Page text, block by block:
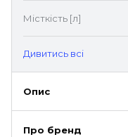
Місткість [л]
Дивитись всі
Опис
Про бренд